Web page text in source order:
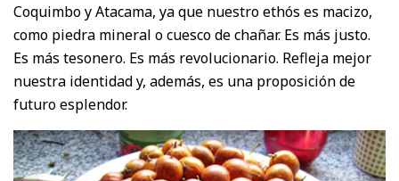
Coquimbo y Atacama, ya que nuestro ethós es macizo,
como piedra mineral o cuesco de chañar. Es más justo.
Es más tesonero. Es más revolucionario. Refleja mejor
nuestra identidad y, además, es una proposición de
futuro esplendor.